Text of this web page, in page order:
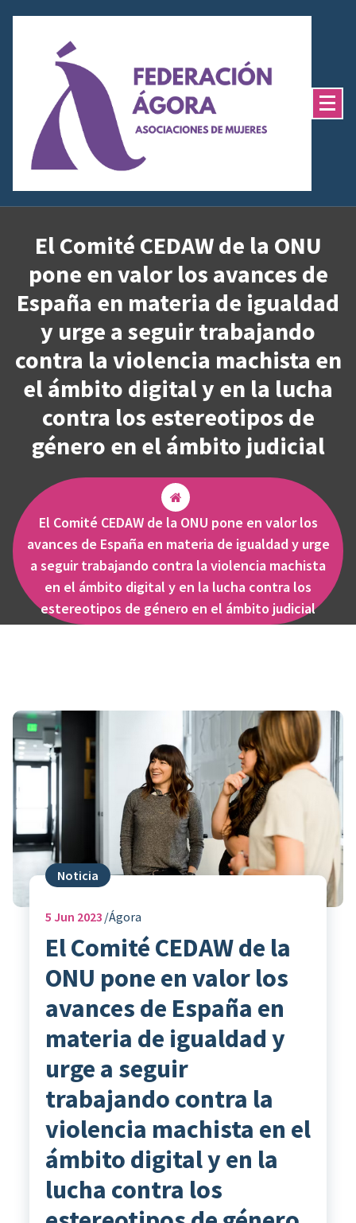
El Comité CEDAW de la ONU
pone en valor los avances de
España en materia de igualdad
y urge a seguir trabajando
contra la violencia machista en
el ámbito digital y en la lucha
contra los estereotipos de
género en el ámbito judicial
El Comité CEDAW de la ONU pone en valor los
avances de España en materia de igualdad y urge
a seguir trabajando contra la violencia machista
en el ámbito digital y en la lucha contra los
estereotipos de género en el ámbito judicial
Noticia
5 Jun 2023 Ágora
El Comité CEDAW de la
ONU pone en valor los
avances de España en
materia de igualdad y
urge a seguir
trabajando contra la
violencia machista en el
ámbito digital y en la
lucha contra los